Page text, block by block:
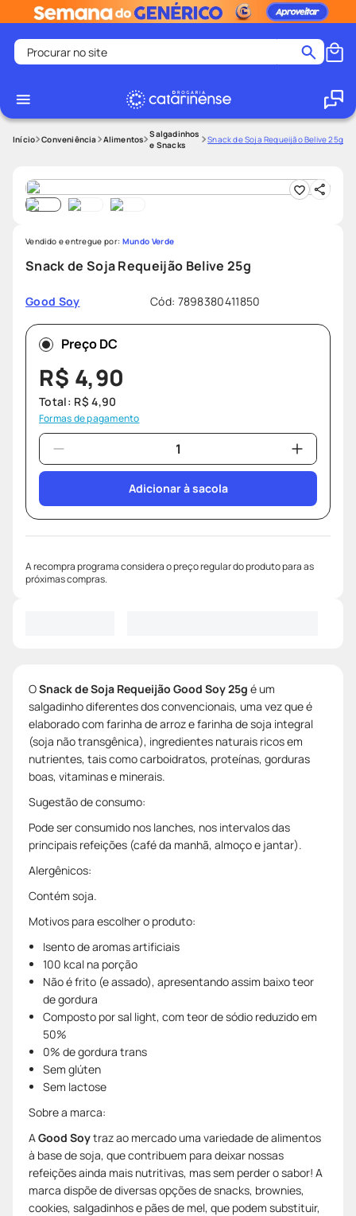
Procurar no site
1
2 º
medley
4º
tadalafila
5º
ozivy
6
lenço umedecido
7º
protetor solar
9º
fralda pampers
10
º teste gravidez
Conveniência Alimentos
Salgadinhos
e Snacks
Snack de Soja Requeijão Belive 25g
Snack de Soja Requeijão Belive 25g
Good Soy Cód: 7898380411850
Vendido e entregue por: Mundo Verde
Preço DC
R$ 4,90
Total: R$ 4,90
Formas de pagamento
Adicionar à sacola
A recompra programa considera o preço regular do produto para as
próximas compras.
OSnack de Soja Requeijão Good Soy 25g é um
salgadinho diferentes dos convencionais, uma vez que é
elaborado com farinha de arroz e farinha de soja integral
(soja não transgênica), ingredientes naturais ricos em
nutrientes, tais como carboidratos, proteínas, gorduras
boas, vitaminas e minerais.
Sugestão de consumo:
Pode ser consumido nos lanches, nos intervalos das
principais refeições (café da manhã, almoço e jantar).
Alergênicos:
Contém soja.
Motivos para escolher o produto:
Isento de aromas artificiais
100 kcal na porção
Não é frito (e assado), apresentando assim baixo teor
de gordura
Composto por sal light, com teor de sódio reduzido em
50%
0% de gordura trans
Sem glúten
Sem lactose
Sobre a marca:
AGood Soytraz ao mercado uma variedade de alimentos
à base de soja, que contribuem para deixar nossas
refeições ainda mais nutritivas, mas sem perder o sabor! A
marca dispõe de diversas opções de snacks, brownies,
cookies, salgadinhos e pães de mel, que podem substituir,